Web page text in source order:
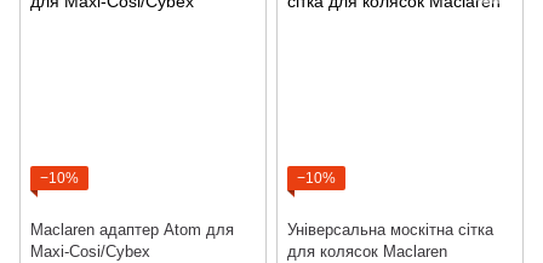
−10%
Maclaren адаптер Atom для
Maxi-Cosi/Cybex
−10%
Універсальна москітна сітка
для колясок Maclaren